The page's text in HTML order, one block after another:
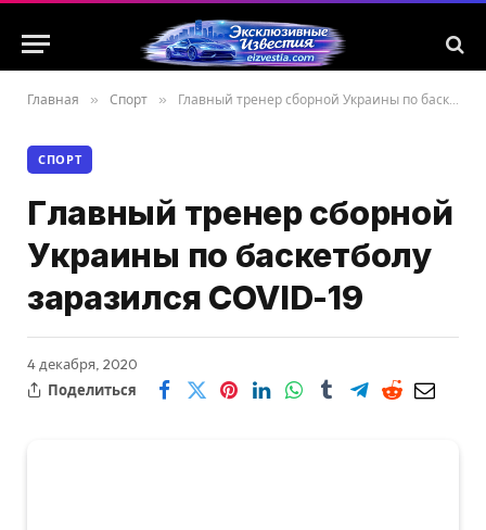
Главная » Спорт » Главный тренер сборной Украины по баскетболу заразился COVID-19
СПОРТ
Главный тренер сборной
Украины по баскетболу
заразился COVID-19
4 декабря, 2020
Поделиться